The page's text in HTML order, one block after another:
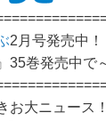
2月号発売中！
35巻発売中で
お大ニュース